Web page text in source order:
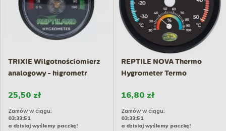
TRIXIE Wilgotnościomierz
analogowy - higrometr
25,50 zł
Zamów w ciągu:
03:33:50
a dzisiaj wyślemy paczkę!
REPTILE NOVA Thermo
Hygrometer Termo
16,80 zł
Zamów w ciągu:
03:33:50
a dzisiaj wyślemy paczkę!